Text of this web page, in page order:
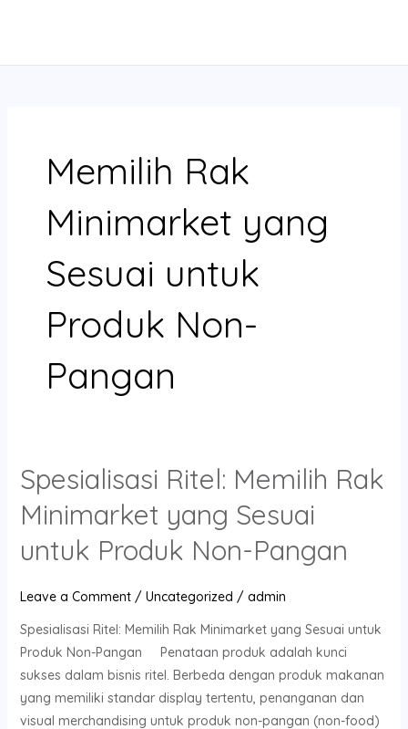
Memilih Rak
Minimarket yang
Sesuai untuk
Produk Non-
Pangan
Spesialisasi Ritel: Memilih Rak
Minimarket yang Sesuai
untuk Produk Non-Pangan
Leave a Comment / Uncategorized / admin
Spesialisasi Ritel: Memilih Rak Minimarket yang Sesuai untuk
Produk Non-Pangan Penataan produk adalah kunci
sukses dalam bisnis ritel. Berbeda dengan produk makanan
yang memiliki standar display tertentu, penanganan dan
visual merchandising untuk produk non-pangan (non-food)
Spesialisasi
Ritel:
Memilih
Minimarket
untuk
Produk
Non-
Pangan